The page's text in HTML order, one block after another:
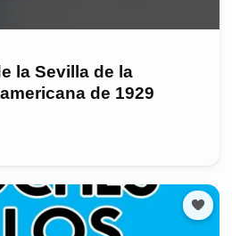
la Sevilla de la
de 1929